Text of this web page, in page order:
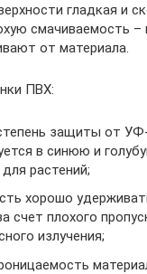
гладкая и
смачиваемость –
от материала.
ПВХ:
защиты от
в синюю и
растений;
хорошо
счет плохого
излучения;